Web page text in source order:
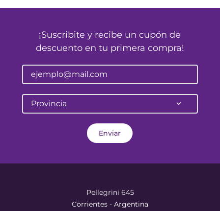
¡Suscribite y recibe un cupón de
descuento en tu primera compra!
Provincia
Enviar
Pellegrini 645
Corrientes - Argentina